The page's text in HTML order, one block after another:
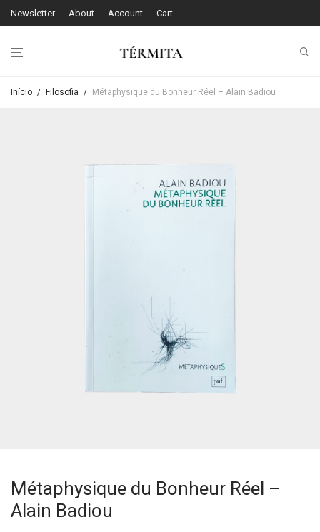
Newsletter About Account Cart
Início / Filosofia / Métaphysique du Bonheur Réel – Alain Badiou
Métaphysique du Bonheur Réel –
Alain Badiou